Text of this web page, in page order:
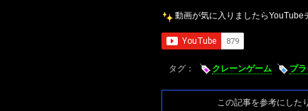
動画が気に入りましたらYouTube
タグ： クレーンゲーム プ
この記事を参考にした